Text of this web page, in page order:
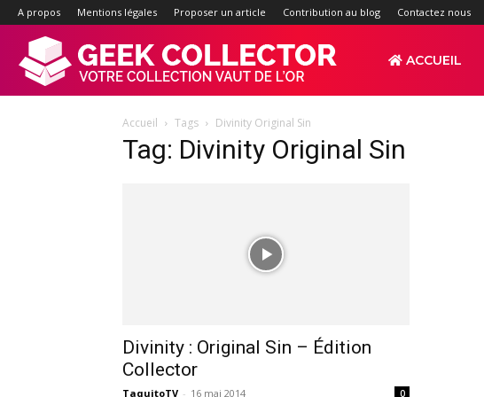
A propos Mentions légales Proposer un article Contribution au blog Contactez nous
d'actualités
ACCUEIL
Accueil Tags Divinity Original Sin
Tag: Divinity Original Sin
Divinity : Original Sin – Édition
Collector
TaquitoTV - 16 mai 2014 0